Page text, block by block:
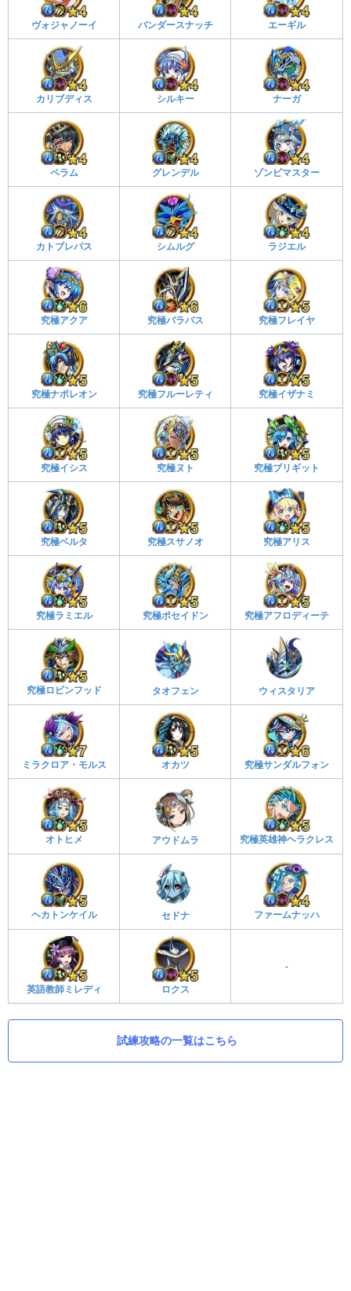
ヴォジャノーイ バンダースナッチ エーギル
カリブディス シルキー ナーガ
ペラム グレンデル ゾンビマスター
カトブレパス シムルグ ラジエル
究極アクア 究極バラバス 究極フレイヤ
究極ナポレオン 究極フルーレティ 究極イザナミ
究極イシス 究極ヌト 究極ブリギット
究極ベルタ 究極スサノオ 究極アリス
究極ラミエル 究極ポセイドン 究極アフロディーテ
究極ロビンフッド タオフェン ウィスタリア
ミラクロア・モルス オカツ 究極サンダルフォン
オトヒメ アウドムラ 究極英雄神ヘラクレス
ヘカトンケイル セドナ ファームナッハ
英語教師ミレディ ロクス
-
試練攻略の一覧はこちら